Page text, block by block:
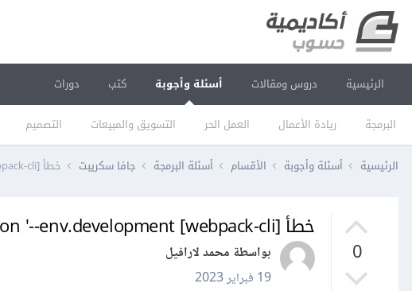
الرئيسية دروس ومقالات أسئلة وأجوبة
البرمجة ريادة الأعمال العمل الحر التسويق والمبيعات التصميم
كتب دورات
الرئيسية أسئلة وأجوبة الأقسام أسئلة البرمجة جافا سكريبت خطأ [webpack-cli] Unknown option '--env.development في webpack
0
خطأ [webpack-cli] Unknown option '--env.development في webpack
بواسطة محمد لارافيل
19 فبراير 2023